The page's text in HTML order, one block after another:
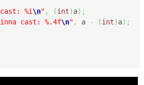
%i \n" , (int)a) ;
cast: %.4f\n" , a - (int)a) ;